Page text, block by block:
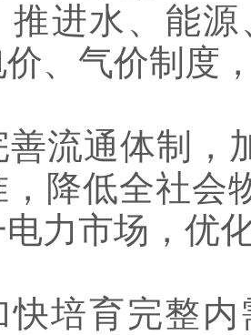
推进水、能
、气价制度
通体制，加
，降低全社会
电力市场，优
育完整内